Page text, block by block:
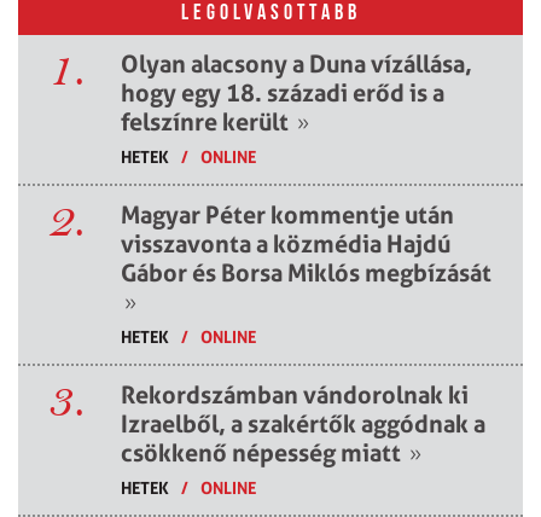
LEGOLVASOTTABB
1.
Olyan alacsony a Duna vízállása,
hogy egy 18. századi erőd is a
felszínre került »
HETEK / ONLINE
2.
Magyar Péter kommentje után
visszavonta a közmédia Hajdú
Gábor és Borsa Miklós megbízását
»
HETEK / ONLINE
3.
Rekordszámban vándorolnak ki
Izraelből, a szakértők aggódnak a
csökkenő népesség miatt »
HETEK / ONLINE